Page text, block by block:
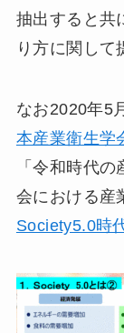
抽出すると共
り方に関して
なお2020年5
本産業衛生
「令和時代
会における産
Society5.0時